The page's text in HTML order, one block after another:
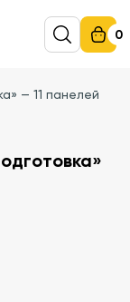
0
— 11 панелей